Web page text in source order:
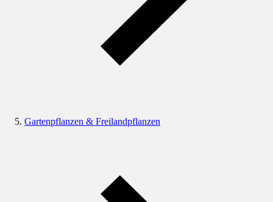
Gartenpflanzen & Freilandpflanzen